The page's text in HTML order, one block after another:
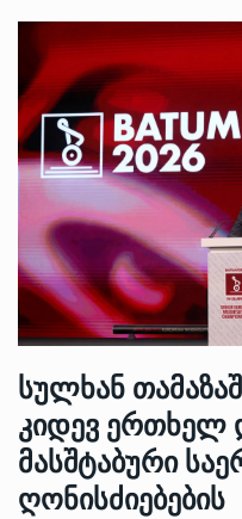
სულხან
კიდევ ერთხელ
მასშტაბური
ღონისძიებების